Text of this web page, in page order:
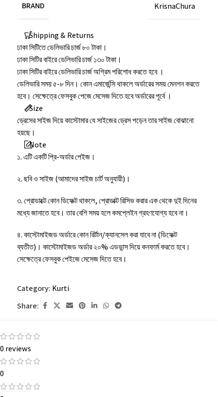
BRAND KrisnaChura
Shipping & Returns
ঢাকা সিটিতে ডেলিভারি চার্জ ৮০ টাকা।
ঢাকা সিটির বাইরে ডেলিভারি চার্জ ১৩০ টাকা।
ঢাকা সিটির বাইরে ডেলিভারি চার্জ অগ্রিম পরিশোধ করতে হবে ।
ডেলিভারি সময় ৫-৮ দিন। কোন এমার্জেন্সি থাকলে অর্ডারের সময় মেনশন করতে
হবে। সেক্ষেত্রে ফেসবুক পেজে মেসেজ দিতে হবে অর্ডারের পূর্বে ।
Size
ড্রেসের সাইজ দিয়ে কাস্টোমার যে সাইজের ড্রেস পড়েন তার সাইজ বোঝানো
হয়ছে।
Note
১. এটি একটি প্রি-অর্ডার পেইজ।
২. ছবি ও সাইজ (আমাদের সাইজ চার্ট অনুযায়ী)।
৩. প্রোডাক্টে কোন ডিফেক্ট থাকলে, প্রোডাক্ট রিসিভ করার এক থেকে দুই দিনের
মধ্যে জানাতে হবে। তার বেশি সময় হলে কমপ্লেইন গ্রহণযোগ্য হবে না।
৪. কাস্টোমাইজড অর্ডারে কোন রির্টান/ক্যানসেল করা যাবে না (ডিফেক্ট
ব্যতীত)। কাস্টোমাইজড অর্ডার ২০% এডভান্স দিয়ে কনফার্ম করতে হবে।
সেক্ষেত্রে ফেসবুক পেইজে মেসেজ দিতে হবে।
হবে।
Category: Kurti
Share:
0 reviews
0